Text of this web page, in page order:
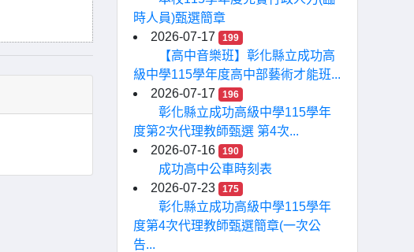
時人員)甄選簡章
2026-07-17
199
【高中音樂班】彰化縣立成功高
級中學115學年度高中部藝術才能班...
2026-07-17
196
彰化縣立成功高級中學115學年
度第2次代理教師甄選 第4次...
2026-07-16
190
成功高中公車時刻表
2026-07-23
175
彰化縣立成功高級中學115學年
度第4次代理教師甄選簡章(一次公
告...